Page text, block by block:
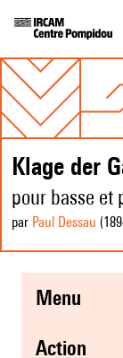
Klage der
pour basse et
par Paul Dessau
menu
action